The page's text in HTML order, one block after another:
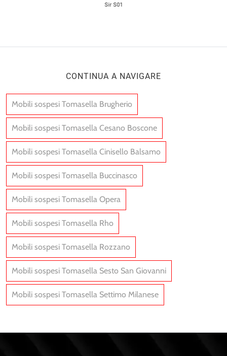
Sir S01
CONTINUA A NAVIGARE
Mobili sospesi Tomasella Brugherio
Mobili sospesi Tomasella Cesano Boscone
Mobili sospesi Tomasella Cinisello Balsamo
Mobili sospesi Tomasella Buccinasco
Mobili sospesi Tomasella Opera
Mobili sospesi Tomasella Rho
Mobili sospesi Tomasella Rozzano
Mobili sospesi Tomasella Sesto San Giovanni
Mobili sospesi Tomasella Settimo Milanese